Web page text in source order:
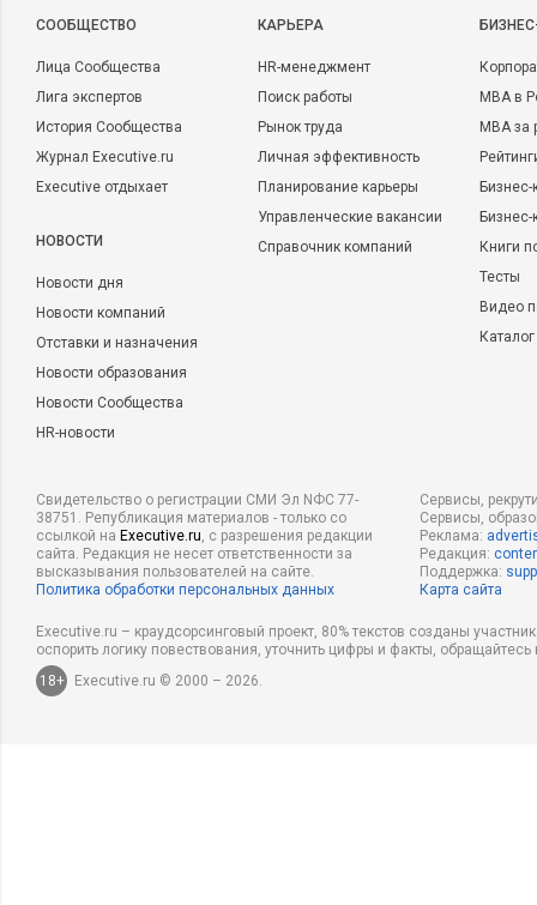
CООБЩЕСТВО
Лица Сообщества
Лига экспертов
История Сообщества
Журнал Executive.ru
Executive отдыхает
НОВОСТИ
Новости дня
Новости компаний
Отставки и назначения
Новости образования
Новости Сообщества
HR-новости
КАРЬЕРА
HR-менеджмент
Поиск работы
Рынок труда
Личная эффективность
Планирование карьеры
Управленческие вакансии
Справочник компаний
MBA в
MBA
Бизнес-
Книги
Тесты
Видео
Свидетельство о регистрации СМИ Эл NФС 77-
38751. Републикация материалов - только со
ссылкой на Executive.ru, с разрешения редакции
сайта. Редакция не несет ответственности за
высказывания пользователей на сайте.
Политика обработки персональных данных
Сервисы,
Сервисы,
Реклама:
Редакция:
Поддержка:
Карта сайта
Executive.ru – краудсорсинговый проект, 80% текстов созданы
оспорить логику повествования, уточнить цифры и факты,
18+
Executive.ru © 2000 – 2026.